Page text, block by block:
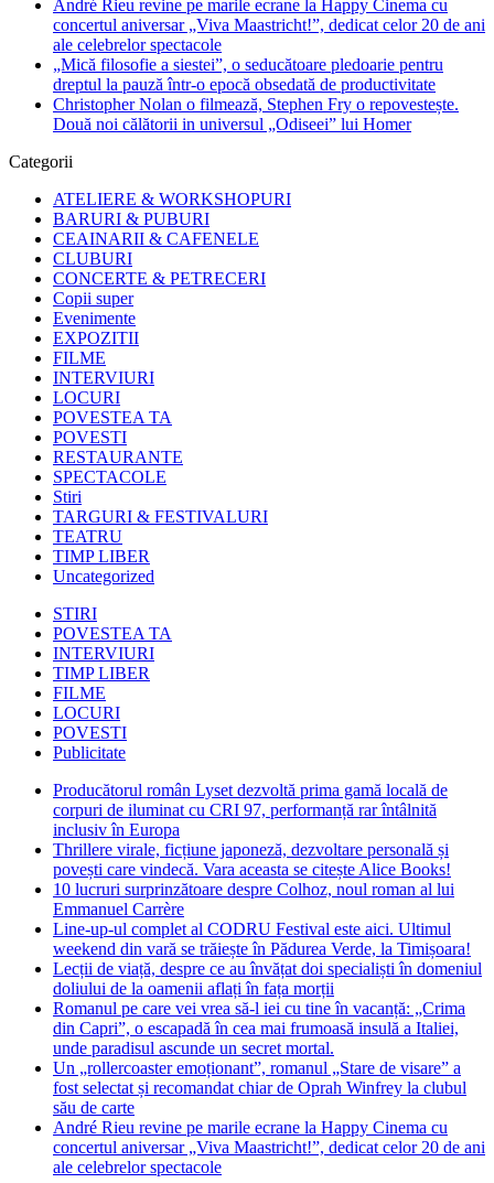
André Rieu revine pe marile ecrane la Happy Cinema cu
concertul aniversar „Viva Maastricht!”, dedicat celor 20 de ani
ale celebrelor spectacole
„Mică filosofie a siestei”, o seducătoare pledoarie pentru
dreptul la pauză într-o epocă obsedată de productivitate
Christopher Nolan o filmează, Stephen Fry o repovestește.
Două noi călătorii in universul „Odiseei” lui Homer
Categorii
ATELIERE & WORKSHOPURI
BARURI & PUBURI
CEAINARII & CAFENELE
CLUBURI
CONCERTE & PETRECERI
Copii super
Evenimente
EXPOZITII
FILME
INTERVIURI
LOCURI
POVESTEA TA
POVESTI
RESTAURANTE
SPECTACOLE
Stiri
TARGURI & FESTIVALURI
TEATRU
TIMP LIBER
Uncategorized
STIRI
POVESTEA TA
INTERVIURI
TIMP LIBER
FILME
LOCURI
POVESTI
Publicitate
Producătorul român Lyset dezvoltă prima gamă locală de
corpuri de iluminat cu CRI 97, performanță rar întâlnită
inclusiv în Europa
Thrillere virale, ficțiune japoneză, dezvoltare personală și
povești care vindecă. Vara aceasta se citește Alice Books!
10 lucruri surprinzătoare despre Colhoz, noul roman al lui
Emmanuel Carrère
Line-up-ul complet al CODRU Festival este aici. Ultimul
weekend din vară se trăiește în Pădurea Verde, la Timișoara!
Lecții de viață, despre ce au învățat doi specialiști în domeniul
doliului de la oamenii aflați în fața morții
Romanul pe care vei vrea să-l iei cu tine în vacanță: „Crima
din Capri”, o escapadă în cea mai frumoasă insulă a Italiei,
unde paradisul ascunde un secret mortal.
Un „rollercoaster emoționant”, romanul „Stare de visare” a
fost selectat și recomandat chiar de Oprah Winfrey la clubul
său de carte
André Rieu revine pe marile ecrane la Happy Cinema cu
concertul aniversar „Viva Maastricht!”, dedicat celor 20 de ani
ale celebrelor spectacole